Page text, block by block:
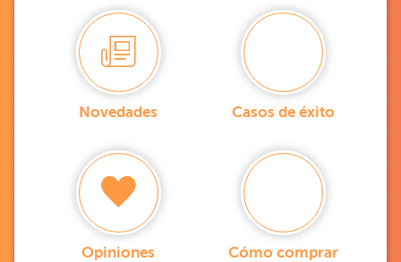
Novedades Casos de éxito
Opiniones Cómo comprar